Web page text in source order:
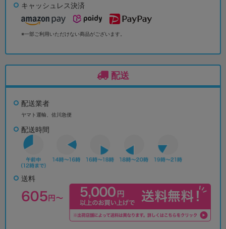
キャッシュレス決済
※一部ご利用いただけない商品がございます。
配送
配送業者
ヤマト運輸、佐川急便
配送時間
送料